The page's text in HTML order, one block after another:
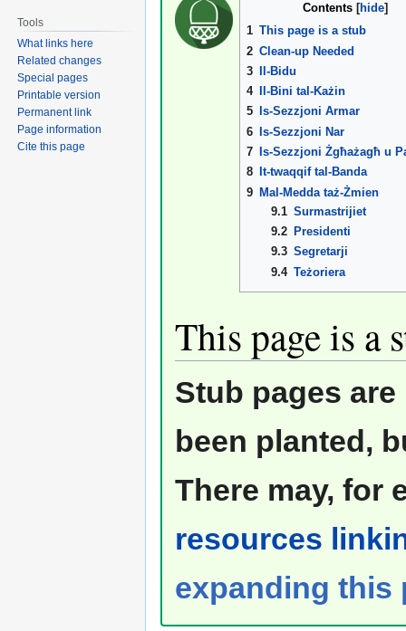
navigation
search
Contents
1 This page is a stub
2 Clean-up Needed
3
Il-Bidu
4
Il-Bini tal-Każin
5
Is-Sezzjoni Armar
6
Is-Sezzjoni Nar
7
Is-Sezzjoni Żgħażagħ u
8
It-twaqqif tal-Banda
9 Mal-Medda taż-Żmien
9.1 Surmastrijiet
9.2
Presidenti
9.3 Segretarji
9.4 Teżoriera
This page is a
Stub pages
been planted,
There may, for
resources
expanding this
Tools
What links here
Related changes
Special pages
Printable version
Permanent link
Page information
Cite this page